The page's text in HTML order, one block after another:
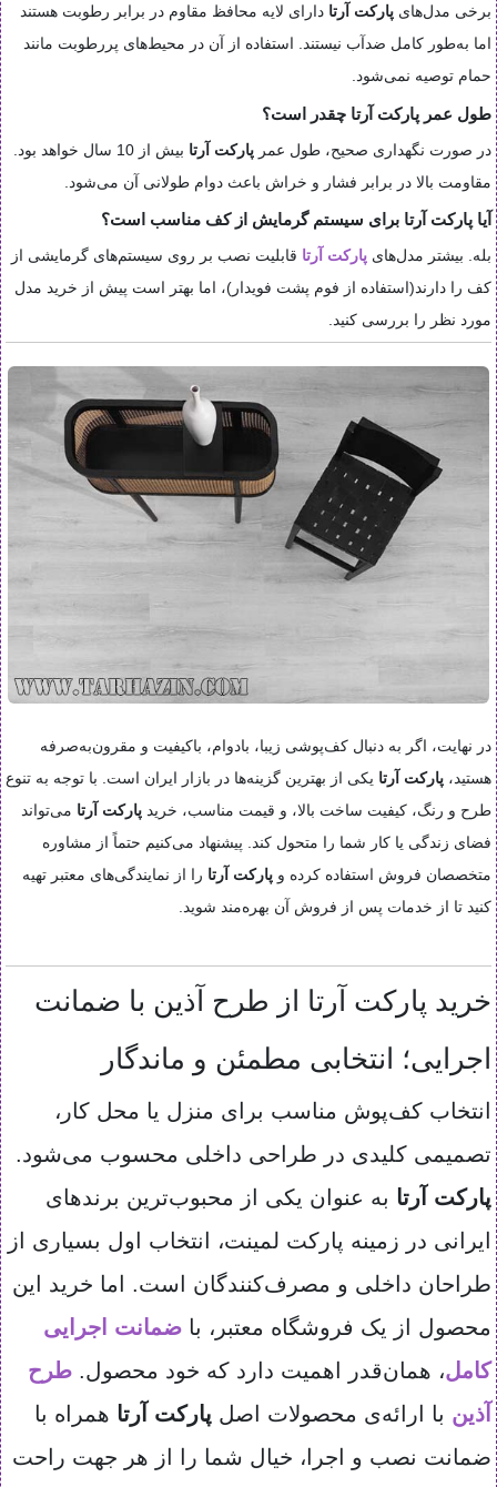
برخی مدل‌های پارکت آرتا دارای لایه محافظ مقاوم در برابر رطوبت هستند
اما به‌طور کامل ضدآب نیستند. استفاده از آن در محیط‌های پررطوبت مانند
حمام توصیه نمی‌شود.
طول عمر پارکت آرتا چقدر است؟
در صورت نگهداری صحیح، طول عمر پارکت آرتا
بیش از 10 سال خواهد بود.
مقاومت بالا در برابر فشار و خراش باعث دوام طولانی آن می‌شود.
آیا پارکت آرتا برای سیستم گرمایش از کف مناسب است؟
بله. بیشتر مدل‌های پارکت آرتا قابلیت نصب بر روی سیستم‌های گرمایشی از
کف را دارند(استفاده از فوم پشت فویدار)، اما بهتر است پیش از خرید مدل
مورد نظر را بررسی کنید.
در نهایت، اگر به دنبال کف‌پوشی زیبا، بادوام، باکیفیت و مقرون‌به‌صرفه
هستید، پارکت آرتا یکی از بهترین گزینه‌ها در بازار ایران است. با توجه به تنوع
طرح و رنگ، کیفیت ساخت بالا، و قیمت مناسب، خرید پارکت آرتا می‌تواند
فضای زندگی یا کار شما را متحول کند. پیشنهاد می‌کنیم حتماً از مشاوره
متخصصان فروش استفاده کرده و پارکت آرتا را از نمایندگی‌های معتبر تهیه
کنید تا از خدمات پس از فروش آن بهره‌مند شوید.
خرید پارکت آرتا از طرح آذین با ضمانت
اجرایی؛ انتخابی مطمئن و ماندگار
انتخاب کف‌پوش مناسب برای منزل یا محل کار،
تصمیمی کلیدی در طراحی داخلی محسوب می‌شود.
پارکت آرتا به عنوان یکی از محبوب‌ترین برندهای
ایرانی در زمینه پارکت لمینت، انتخاب اول بسیاری از
طراحان داخلی و مصرف‌کنندگان است. اما خرید این
محصول از یک فروشگاه معتبر، با ضمانت اجرایی
کامل، همان‌قدر اهمیت دارد که خود محصول. طرح
آذین با ارائه‌ی محصولات اصل پارکت آرتا همراه با
ضمانت نصب و اجرا، خیال شما را از هر جهت راحت